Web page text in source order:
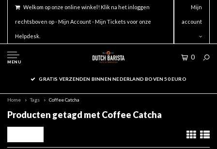
Welkom op onze online winkel! Klik na het inloggen
rechtsboven op - Mijn Account - Mijn Tickets voor onze
Helpdesk.
Mijn
account
MENU
0
GRATIS VERZENDEN BINNEN NEDERLAND BOVEN 50 EURO
Home Tags Coffee Catcha
Producten getagd met Coffee Catcha